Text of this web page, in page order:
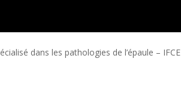
dans les pathologies de l’épaule – IFCE